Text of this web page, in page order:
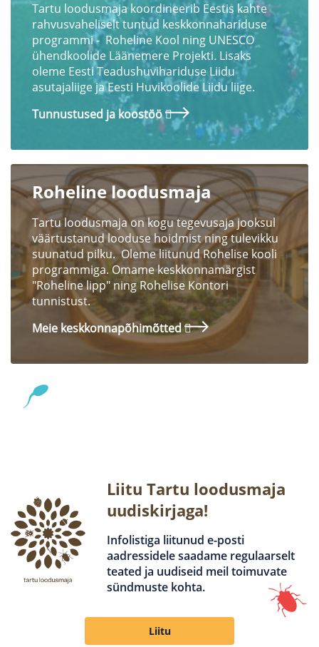
Tartu loodusmaja koordineerib Eestis kahte
rahvusvaheliselt tuntud keskkonnahariduse
programmi - Roheline Kool ning UNESCO
ühendkoolide Läänemere Projekti. Lisaks
oleme Eesti Teadushuvihariduse Liidu
asutajaliige ja Eesti Huvikoolide Liidu liige.
Tunnustused ja koostöö
Roheline loodusmaja
Tartu loodusmaja on kogu tegevusaja jooksul
väärtustanud looduse hoidmist ning tulevikku
suunatud pilku. Oleme liitunud Rohelise kooli
programmiga. Omame keskkonnamärgist
"Roheline lipp" ning Rohelise Kontori
tunnistust.
Meie keskkonnapõhimõtted
Liitu Tartu loodusmaja
uudiskirjaga!
Infolistiga liitunud e-posti
aadressidele saadame regulaarselt
teated ja uudiseid meil toimuvate
sündmuste kohta.
Liitu